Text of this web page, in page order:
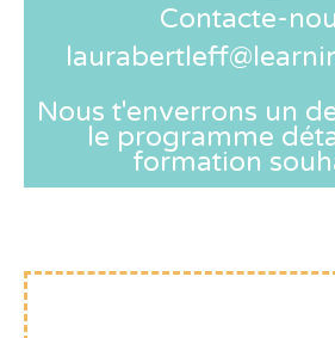
Contacte-
Nous t'enverrons un
le programme
formation